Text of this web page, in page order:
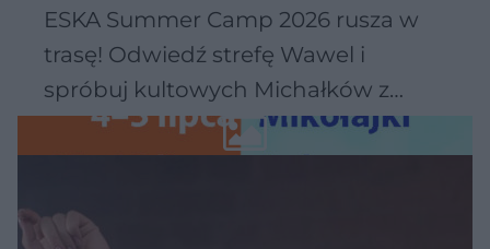
ESKA Summer Camp 2026 rusza w
trasę! Odwiedź strefę Wawel i
spróbuj kultowych Michałków z
Wawelu